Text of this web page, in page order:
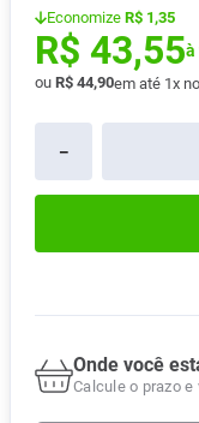
Economize R$ 1,35
R$ 43,55à
ou R$ 44,90em até 1x
－
Onde você
Calcule o prazo
9º Vitamina D
10 º Lavitan